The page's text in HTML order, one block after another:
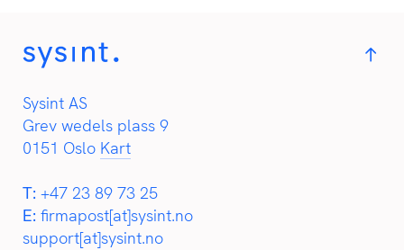
Kontakt
No Eng
Sysint AS
Grev wedels plass 9
0151 Oslo Kart
T: +47 23 89 73 25
E: firmapost[at]sysint.no
support[at]sysint.no